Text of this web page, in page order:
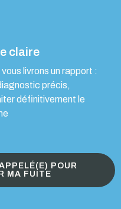
claire
livrons un rapport :
précis,
définitivement le
POUR
MA FUITE